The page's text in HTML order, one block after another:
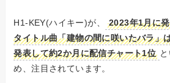
H1-KEY(ハイキー)が、
2023年1月に
タイトル曲「建物の間に咲いたバラ」
発表して約2か月に配信チャート1位
め、注目されています。